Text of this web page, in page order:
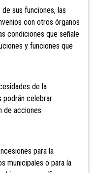
sus funciones, las
con otros órganos
condiciones que señale
y funciones que
de la
podrán celebrar
de acciones
para la
municipales o para la